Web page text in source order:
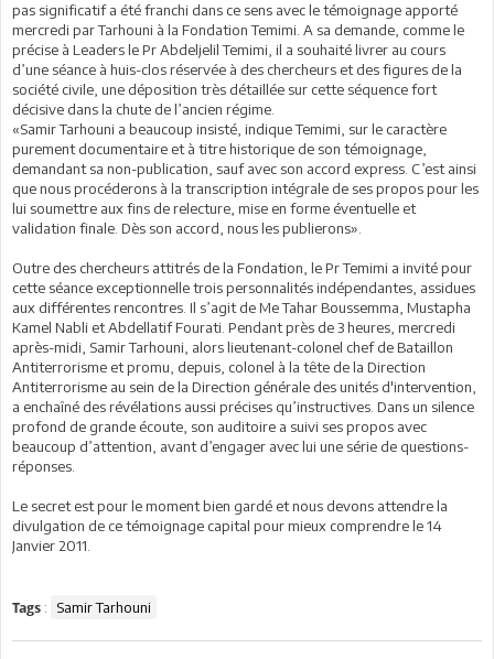
pas significatif a été franchi dans ce sens avec le témoignage apporté
mercredi par Tarhouni à la Fondation Temimi. A sa demande, comme le
précise à Leaders le Pr Abdeljelil Temimi, il a souhaité livrer au cours
d’une séance à huis-clos réservée à des chercheurs et des figures de la
société civile, une déposition très détaillée sur cette séquence fort
décisive dans la chute de l’ancien régime.
«Samir Tarhouni a beaucoup insisté, indique Temimi, sur le caractère
purement documentaire et à titre historique de son témoignage,
demandant sa non-publication, sauf avec son accord express. C’est ainsi
que nous procéderons à la transcription intégrale de ses propos pour les
lui soumettre aux fins de relecture, mise en forme éventuelle et
validation finale. Dès son accord, nous les publierons».
Outre des chercheurs attitrés de la Fondation, le Pr Temimi a invité pour
cette séance exceptionnelle trois personnalités indépendantes, assidues
aux différentes rencontres. Il s’agit de Me Tahar Boussemma, Mustapha
Kamel Nabli et Abdellatif Fourati. Pendant près de 3 heures, mercredi
après-midi, Samir Tarhouni, alors lieutenant-colonel chef de Bataillon
Antiterrorisme et promu, depuis, colonel à la tête de la Direction
Antiterrorisme au sein de la Direction générale des unités d'intervention,
a enchaîné des révélations aussi précises qu’instructives. Dans un silence
profond de grande écoute, son auditoire a suivi ses propos avec
beaucoup d’attention, avant d’engager avec lui une série de questions-
réponses.
Le secret est pour le moment bien gardé et nous devons attendre la
divulgation de ce témoignage capital pour mieux comprendre le 14
Janvier 2011.
Tags : Samir Tarhouni